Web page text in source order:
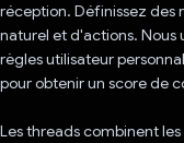
réception. Définissez des
naturel et d'actions. Nous
règles utilisateur
pour obtenir un score de
Les threads combinent